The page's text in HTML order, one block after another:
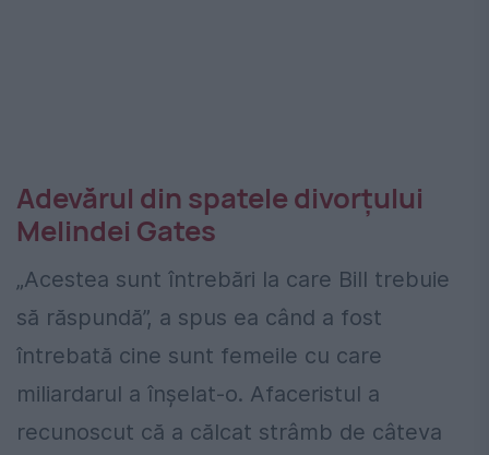
Adevărul din spatele divorțului
Melindei Gates
„Acestea sunt întrebări la care Bill trebuie
să răspundă”, a spus ea când a fost
întrebată cine sunt femeile cu care
miliardarul a înșelat-o. Afaceristul a
recunoscut că a călcat strâmb de câteva